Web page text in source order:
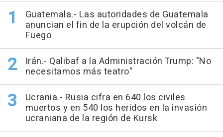
Guatemala.- Las autoridades de Guatemala
anuncian el fin de la erupción del volcán de
Fuego
Irán.- Qalibaf a la Administración Trump: "No
necesitamos más teatro"
Ucrania.- Rusia cifra en 640 los civiles
muertos y en 540 los heridos en la invasión
ucraniana de la región de Kursk